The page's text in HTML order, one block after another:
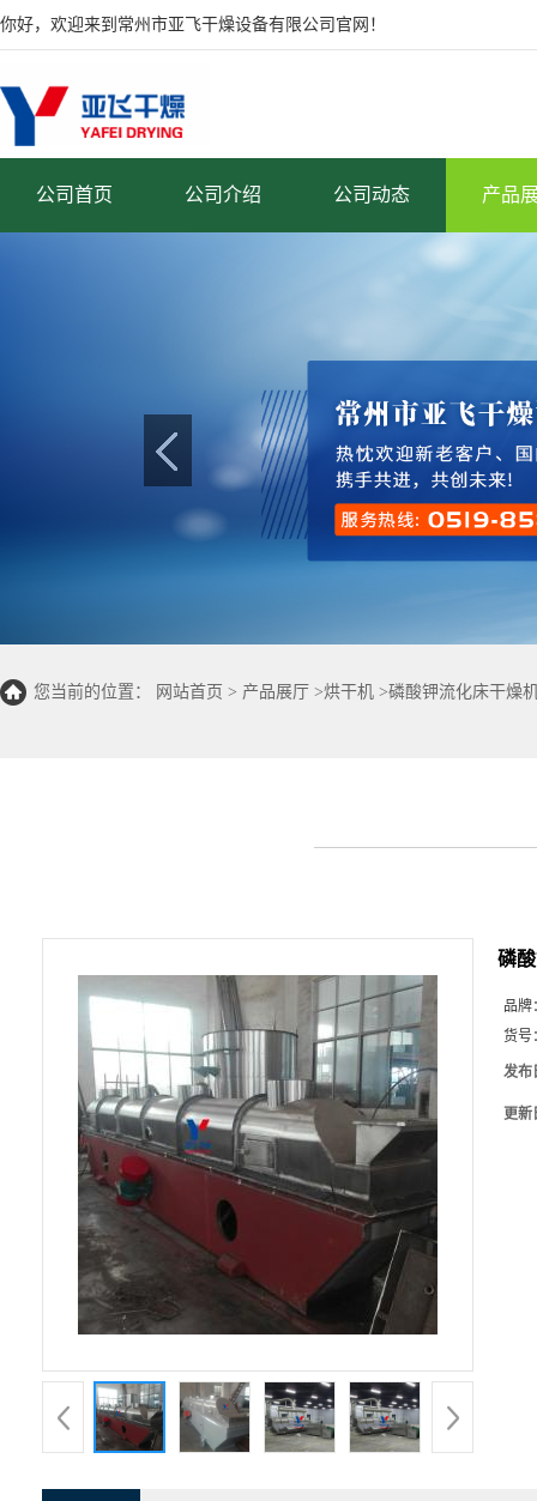
你好，欢迎来到常州市亚飞干燥设备有限公司官网！
公司首页 公司介绍 公司动态 产品
您当前的位置： 网站首页 > 产品展厅 >烘干机 >磷酸钾流化床干燥
磷
品牌
货号
发布
更新